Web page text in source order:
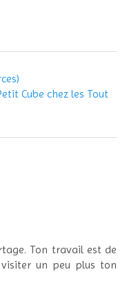
Cube chez les Tout
Ton travail est de
un peu plus ton